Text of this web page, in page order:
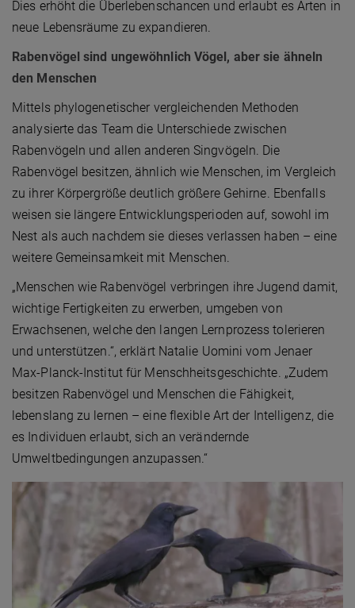
Dies erhöht die Überlebenschancen und erlaubt es Arten in
neue Lebensräume zu expandieren.
Rabenvögel sind ungewöhnlich Vögel, aber sie ähneln
den Menschen
Mittels phylogenetischer vergleichenden Methoden
analysierte das Team die Unterschiede zwischen
Rabenvögeln und allen anderen Singvögeln. Die
Rabenvögel besitzen, ähnlich wie Menschen, im Vergleich
zu ihrer Körpergröße deutlich größere Gehirne. Ebenfalls
weisen sie längere Entwicklungsperioden auf, sowohl im
Nest als auch nachdem sie dieses verlassen haben – eine
weitere Gemeinsamkeit mit Menschen.
„Menschen wie Rabenvögel verbringen ihre Jugend damit,
wichtige Fertigkeiten zu erwerben, umgeben von
Erwachsenen, welche den langen Lernprozess tolerieren
und unterstützen.“, erklärt Natalie Uomini vom Jenaer
Max-Planck-Institut für Menschheitsgeschichte. „Zudem
besitzen Rabenvögel und Menschen die Fähigkeit,
lebenslang zu lernen – eine flexible Art der Intelligenz, die
es Individuen erlaubt, sich an verändernde
Umweltbedingungen anzupassen.“